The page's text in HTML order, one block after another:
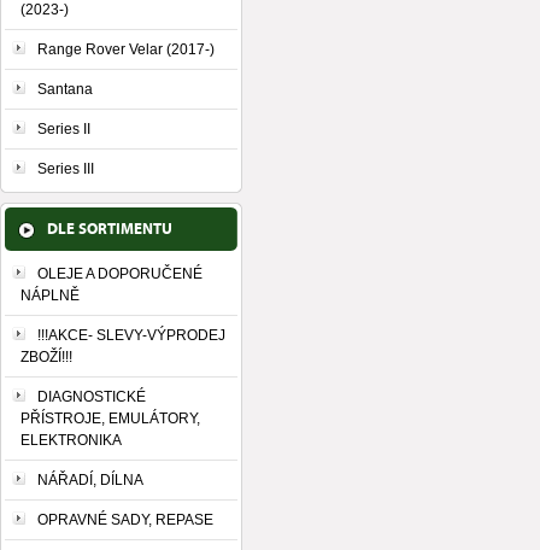
(2023-)
Range Rover Velar (2017-)
Santana
Series II
Series III
DLE SORTIMENTU
OLEJE A DOPORUČENÉ
NÁPLNĚ
!!!AKCE- SLEVY-VÝPRODEJ
ZBOŽÍ!!!
DIAGNOSTICKÉ
PŘÍSTROJE, EMULÁTORY,
ELEKTRONIKA
NÁŘADÍ, DÍLNA
OPRAVNÉ SADY, REPASE